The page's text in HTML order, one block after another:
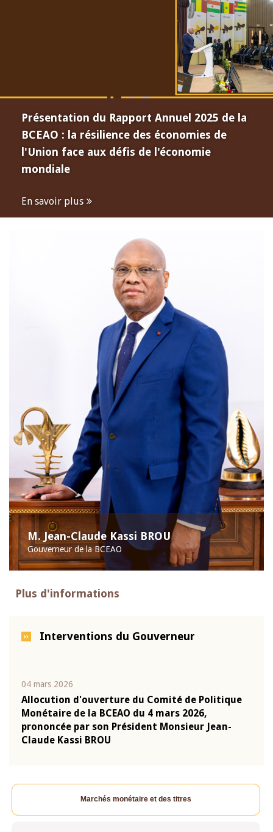
Présentation du Rapport Annuel 2025 de la
BCEAO : la résilience des économies de
l'Union face aux défis de l'économie
mondiale
En savoir plus
M. Jean-Claude Kassi BROU
Gouverneur de la BCEAO
Plus d'informations
Interventions du Gouverneur
04 mars 2026
Allocution d'ouverture du Comité de Politique
Monétaire de la BCEAO du 4 mars 2026,
prononcée par son Président Monsieur Jean-
Claude Kassi BROU
Marchés monétaire et des titres